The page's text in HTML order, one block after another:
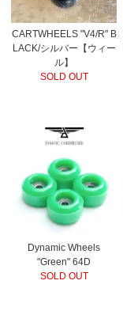
CARTWHEELS "V4/R" B
LACK/シルバー【ウィー
ル】
SOLD OUT
Dynamic Wheels
"Green" 64D
SOLD OUT